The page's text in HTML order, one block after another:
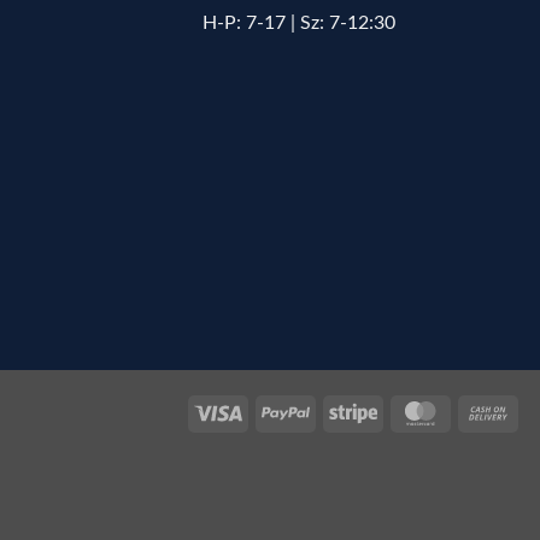
H-P: 7-17 | Sz: 7-12:30
Visa PayPal Stripe MasterCard